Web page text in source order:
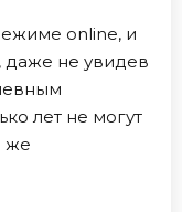
online, и
даже не увидев
лет не могут
же